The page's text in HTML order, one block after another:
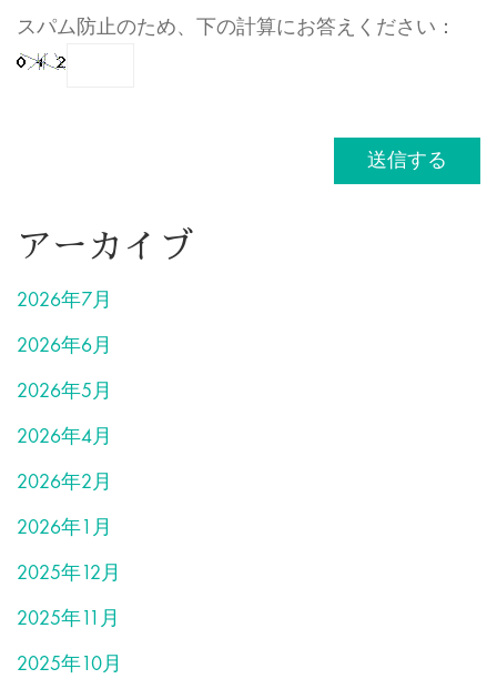
スパム防止のため、下の計算にお答えください：
アーカイブ
2026年7月
2026年6月
2026年5月
2026年4月
2026年2月
2026年1月
2025年12月
2025年11月
2025年10月